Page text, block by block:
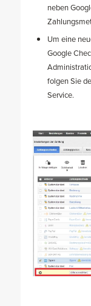
neben
Um eine
Google
folgen Sie
Service.